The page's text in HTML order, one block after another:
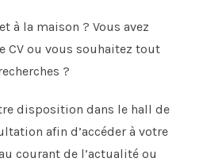
à la maison ? Vous avez
CV ou vous souhaitez tout
?
disposition dans le hall de
afin d’accéder à votre
courant de l’actualité ou